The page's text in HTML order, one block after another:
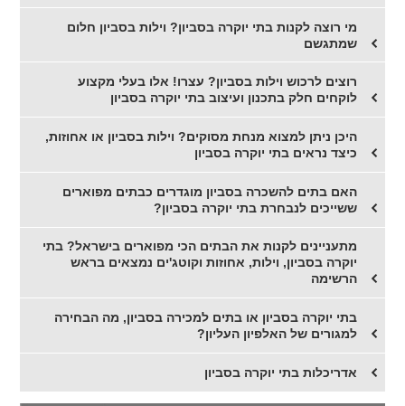
מי רוצה לקנות בתי יוקרה בסביון? וילות בסביון חלום
שמתגשם
רוצים לרכוש וילות בסביון? עצרו! אלו בעלי מקצוע
לוקחים חלק בתכנון ועיצוב בתי יוקרה בסביון
היכן ניתן למצוא מנחת מסוקים? וילות בסביון או אחוזות,
כיצד נראים בתי יוקרה בסביון
האם בתים להשכרה בסביון מוגדרים כבתים מפוארים
ששייכים לנבחרת בתי יוקרה בסביון?
מתעניינים לקנות את הבתים הכי מפוארים בישראל? בתי
יוקרה בסביון, וילות, אחוזות וקוטג'ים נמצאים בראש
הרשימה
בתי יוקרה בסביון או בתים למכירה בסביון, מה הבחירה
למגורים של האלפיון העליון?
אדריכלות בתי יוקרה בסביון